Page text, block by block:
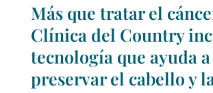
Más que tratar el
Clínica del Country
tecnología que ayuda a
preservar el cabello y la